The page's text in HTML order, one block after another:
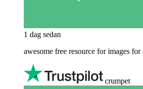
1 dag sedan
awesome free resource for images for
crumpet